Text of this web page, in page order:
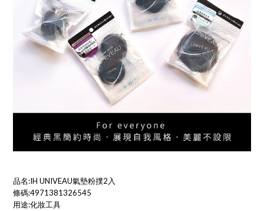
品名:IH UNIVEAU氣墊粉撲2入
條碼:4971381326545
用途:化妝工具